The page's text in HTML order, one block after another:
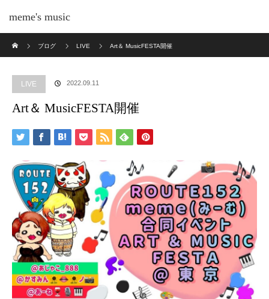
meme's music
ブログ
LIVE Art＆ MusicFESTA開催
LIVE 2022.09.11
Art＆ MusicFESTA開催